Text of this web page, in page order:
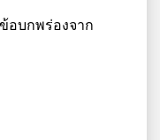
อบกพร่องจาก